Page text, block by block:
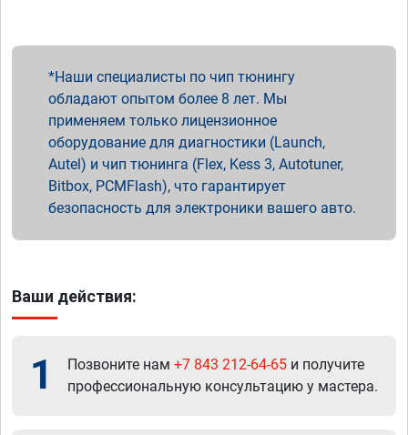
Наши специалисты по чип тюнингу
обладают опытом более 8 лет. Мы
применяем только лицензионное
оборудование для диагностики (Launch,
Autel) и чип тюнинга (Flex, Kess 3, Autotuner,
Bitbox, PCMFlash), что гарантирует
безопасность для электроники вашего авто.
Ваши действия:
1 Позвоните нам +7 843 212-64-65 и получите
профессиональную консультацию у мастера.